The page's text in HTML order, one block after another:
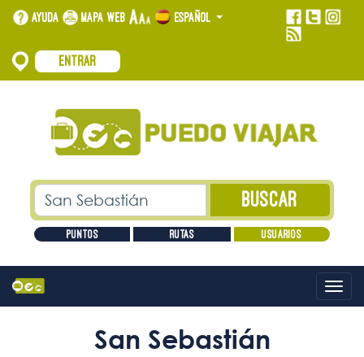
Ayuda Mapa web Español
Entrar
Puntos Rutas Usuarios
San Sebastián